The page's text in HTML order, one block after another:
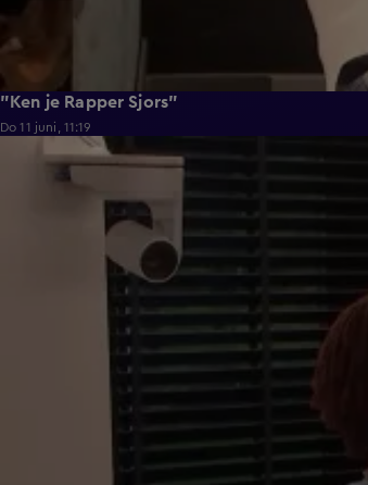
"Ken je Rapper Sjors"
Do 11 juni, 11:19